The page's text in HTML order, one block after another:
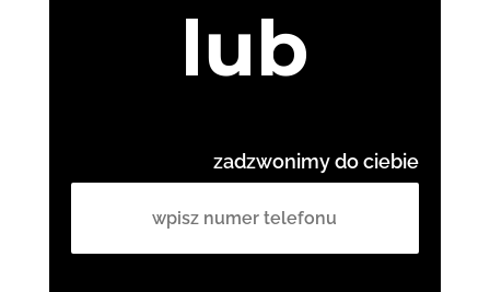
lub
zadzwonimy do ciebie